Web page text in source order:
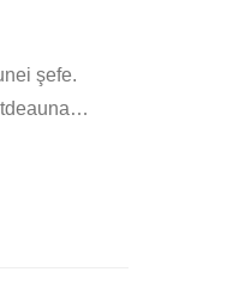
şefe.
…